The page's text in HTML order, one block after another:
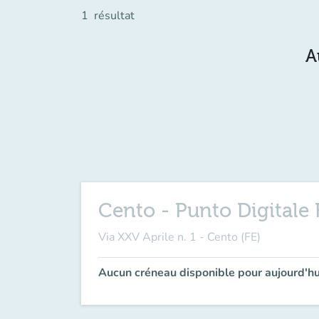
1 résultat
Cento - Punto Digitale
Via XXV Aprile n. 1 - Cento (FE)
Aucun créneau disponible pour